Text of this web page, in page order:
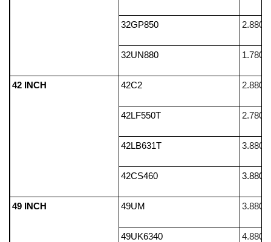
32GP850
32UN880
42 INCH 42C2
42LF550T
42LB631T
42CS460
49 INCH 49UM
49UK6340